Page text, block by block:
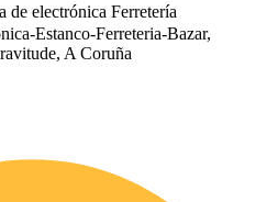
de electrónica Ferretería
Estanco-Ferreteria-Bazar,
A Coruña